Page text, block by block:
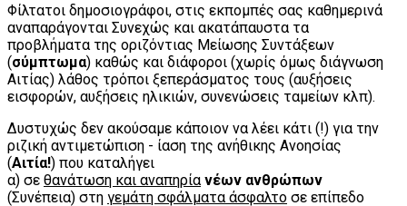
Φίλτατοι δημοσιογράφοι, στις εκπομπές σας καθημερινά
αναπαράγονται Συνεχώς και ακατάπαυστα τα
προβλήματα της οριζόντιας Μείωσης Συντάξεων
(σύμπτωμα) καθώς και διάφοροι (χωρίς όμως διάγνωση
Αιτίας) λάθος τρόποι ξεπεράσματος τους (αυξήσεις
εισφορών, αυξήσεις ηλικιών, συνενώσεις ταμείων κλπ).
Δυστυχώς δεν ακούσαμε κάποιον να λέει κάτι (!) για την
ριζική αντιμετώπιση - ίαση της ανήθικης Ανοησίας
(Αιτία!) που καταλήγει
α) σε θανάτωση και αναπηρία νέων ανθρώπων
(Συνέπεια) στη γεμάτη σφάλματα άσφαλτο σε επίπεδο